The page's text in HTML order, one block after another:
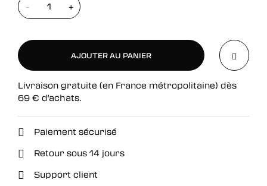
- +
AJOUTER AU PANIER
AJOUTER AU PANIER
Livraison gratuite (en France métropolitaine) dès
69 € d'achats.
Paiement sécurisé
Retour sous 14 jours
Support client